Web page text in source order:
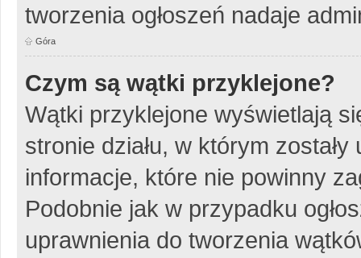
tworzenia ogłoszeń nadaje
Góra
Czym są wątki przyklejone?
Wątki przyklejone wyświetlają
stronie działu, w którym
informacje, które nie powinny
Podobnie jak w przypadku
uprawnienia do tworzenia